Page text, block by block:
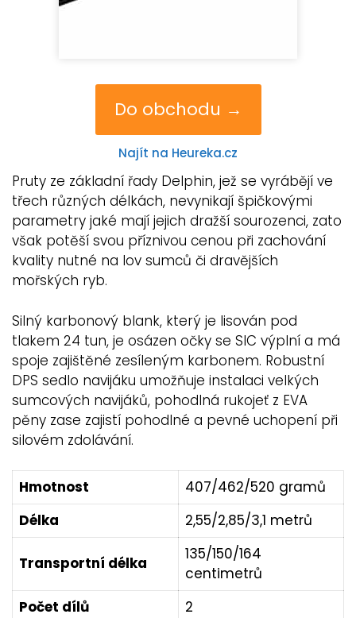
Do obchodu →
Najít na Heureka.cz
Pruty ze základní řady Delphin, jež se vyrábějí ve
třech různých délkách, nevynikají špičkovými
parametry jaké mají jejich dražší sourozenci, zato
však potěší svou příznivou cenou při zachování
kvality nutné na lov sumců či dravějších
mořských ryb.
Silný karbonový blank, který je lisován pod
tlakem 24 tun, je osázen očky se SIC výplní a má
spoje zajištěné zesíleným karbonem. Robustní
DPS sedlo navijáku umožňuje instalaci velkých
sumcových navijáků, pohodlná rukojeť z EVA
pěny zase zajistí pohodlné a pevné uchopení při
silovém zdolávání.
Hmotnost
407/462/520 gramů
Délka
2,55/2,85/3,1 metrů
Transportní délka
135/150/164
centimetrů
Počet dílů
2